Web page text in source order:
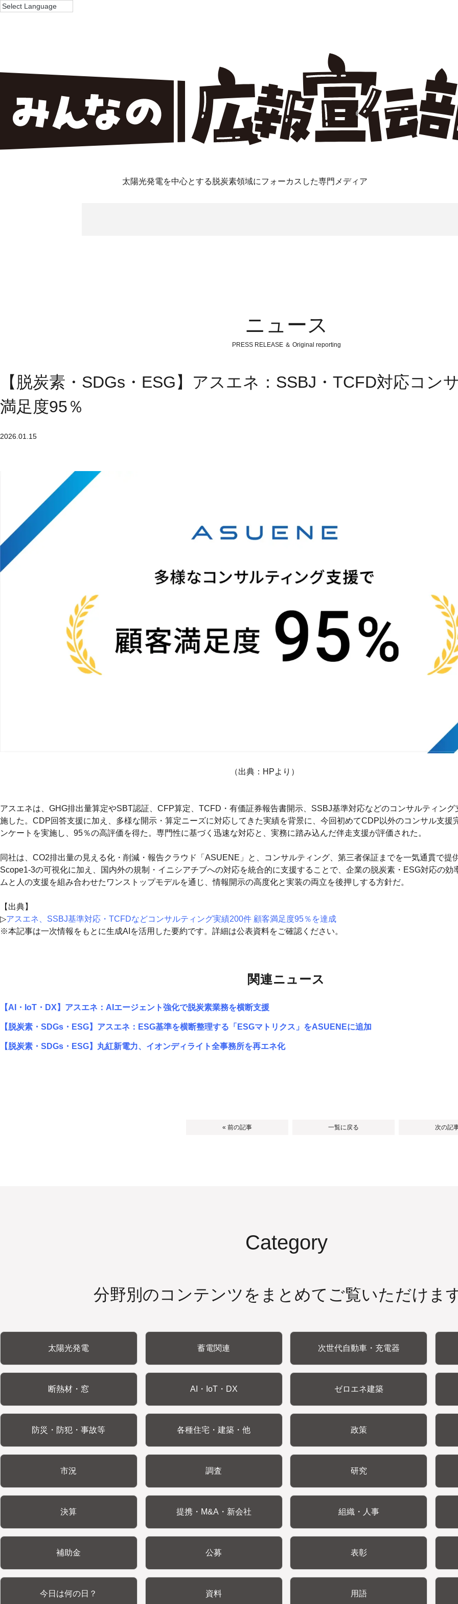
太陽光発電を中心とする脱炭素領域にフォーカスした専門メディア
ニュース
PRESS RELEASE ＆ Original reporting
【脱炭素・SDGs・ESG】アスエネ：SSBJ・TCFD対応コン
満足度95％
2026.01.15
（出典：HPより）
アスエネは、GHG排出量算定やSBT認証、CFP算定、TCFD・有価証券報告書開示、SSBJ基準対応などのコンサルティン
施した。CDP回答支援に加え、多様な開示・算定ニーズに対応してきた実績を背景に、今回初めてCDP以外のコンサル支援
ンケートを実施し、95％の高評価を得た。専門性に基づく迅速な対応と、実務に踏み込んだ伴走支援が評価された。
同社は、CO2排出量の見える化・削減・報告クラウド「ASUENE」と、コンサルティング、第三者保証までを一気通貫で提
Scope1-3の可視化に加え、国内外の規制・イニシアチブへの対応を統合的に支援することで、企業の脱炭素・ESG対応の効
ムと人の支援を組み合わせたワンストップモデルを通じ、情報開示の高度化と実装の両立を後押しする方針だ。
【出典】
▷アスエネ、SSBJ基準対応・TCFDなどコンサルティング実績200件 顧客満足度95％を達成
※本記事は一次情報をもとに生成AIを活用した要約です。詳細は公表資料をご確認ください。
関連ニュース
【AI・IoT・DX】アスエネ：AIエージェント強化で脱炭素業務を横断支援
【脱炭素・SDGs・ESG】アスエネ：ESG基準を横断整理する「ESGマトリクス」をASUENEに追加
【脱炭素・SDGs・ESG】丸紅新電力、イオンディライト全事務所を再エネ化
« 前の記事 一覧に戻る 次の記
Category
分野別のコンテンツをまとめてご覧いただけま
太陽光発電 蓄電関連 次世代自動車・充電器
断熱材・窓 AI・IoT・DX ゼロエネ建築
防災・防犯・事故等 各種住宅・建築・他 政策
市況 調査 研究
決算 提携・M&A・新会社 組織・人事
補助金 公募 表彰
今日は何の日？ 資料 用語